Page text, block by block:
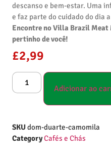
descanso e bem-estar. Uma
e faz parte do cuidado do dia
Encontre no Villa Brazil
pertinho de você!
£2,99
Adicionar ao
SKU dom-duarte-camomila
CategoryCafés e Chás